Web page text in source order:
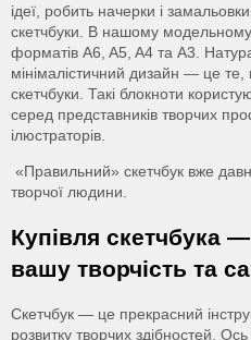
ідеї, робить начерки і
скетчбуки. В нашому
форматів A6, A5, A4 та A3.
мінімалістичний дизайн — це те,
скетчбуки. Такі блокноти
серед представників творчих
ілюстраторів.
«Правильний» cкетчбук вже
творчої людини.
Купівля скетчбука
вашу творчість та
Скетчбук — це прекрасний
розвитку творчих здібностей.